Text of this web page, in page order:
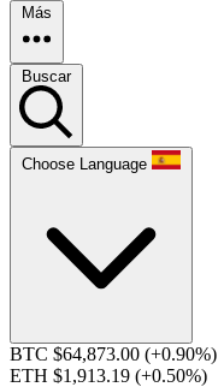
Más
Buscar
Choose Language
BTC $64,873.00 (+0.90%)
ETH $1,913.19 (+0.50%)